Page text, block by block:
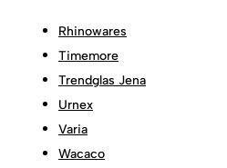
Rhinowares
Timemore
Trendglas Jena
Urnex
Varia
Wacaco